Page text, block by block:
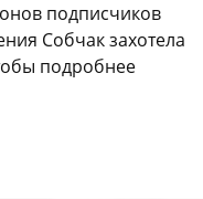
подписчиков
Собчак захотела
подробнее